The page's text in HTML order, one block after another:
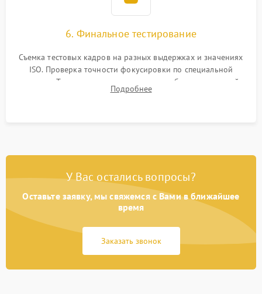
6. Финальное тестирование
Съемка тестовых кадров на разных выдержках и значениях
ISO. Проверка точности фокусировки по специальной
мишени. Тест записи на карту памяти, работы встроенной
вспышки, микрофона и всех кнопок управления.
Подробнее
У Вас остались вопросы?
Оставьте заявку, мы свяжемся с Вами в ближайшее
время
Заказать звонок